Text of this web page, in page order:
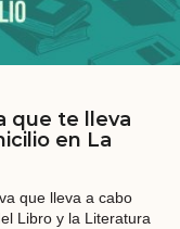
que te lleva
en La
que lleva a cabo
Libro y la Literatura